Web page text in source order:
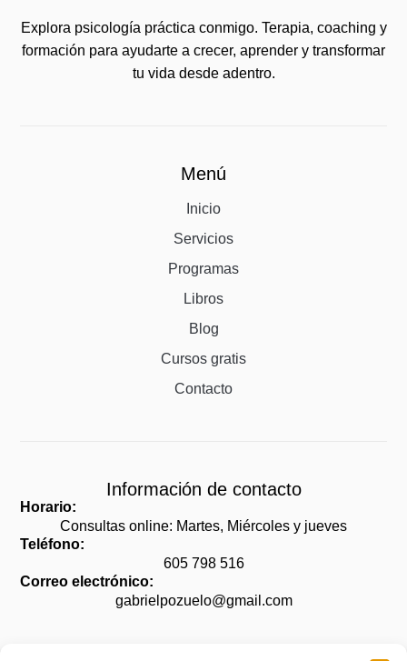
Explora psicología práctica conmigo. Terapia, coaching y
formación para ayudarte a crecer, aprender y transformar
tu vida desde adentro.
Menú
Inicio
Servicios
Programas
Libros
Blog
Cursos gratis
Contacto
Información de contacto
Horario:
Consultas online: Martes, Miércoles y jueves
Teléfono:
605 798 516
Correo electrónico:
gabrielpozuelo@gmail.com